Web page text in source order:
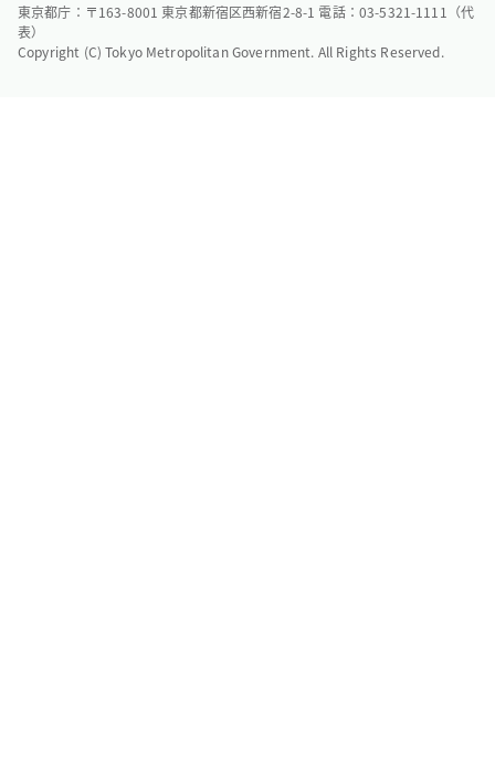
東京都庁：〒163-8001 東京都新宿区西新宿2-8-1 電話：03-5321-1111（代
表）
Copyright (C) Tokyo Metropolitan Government. All Rights Reserved.